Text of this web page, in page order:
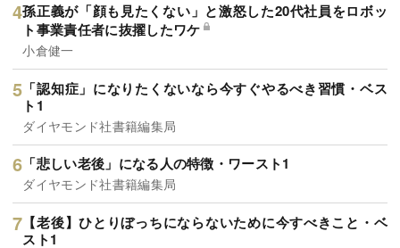
孫正義が「顔も見たくない」と激怒した20代社員をロボッ
ト事業責任者に抜擢したワケ
小倉健一
「認知症」になりたくないなら今すぐやるべき習慣・ベス
ト1
ダイヤモンド社書籍編集局
「悲しい老後」になる人の特徴・ワースト1
ダイヤモンド社書籍編集局
【老後】ひとりぼっちにならないために今すべきこと・ベ
スト1